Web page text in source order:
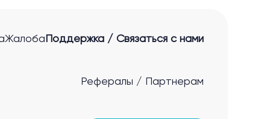
Жалоба Поддержка / Связаться с нами
Рефералы / Партнерам